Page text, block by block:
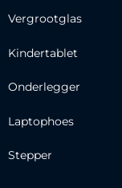
Vergrootglas
Kindertablet
Onderlegger
Laptophoes
Stepper